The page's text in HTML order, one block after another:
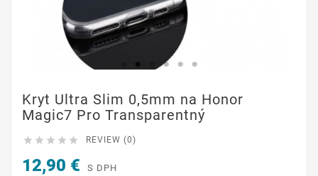
Kryt Ultra Slim 0,5mm na Honor
Magic7 Pro Transparentný
     REVIEW (0)
12,90 € S DPH